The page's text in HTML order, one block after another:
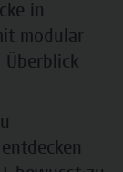
in
modular